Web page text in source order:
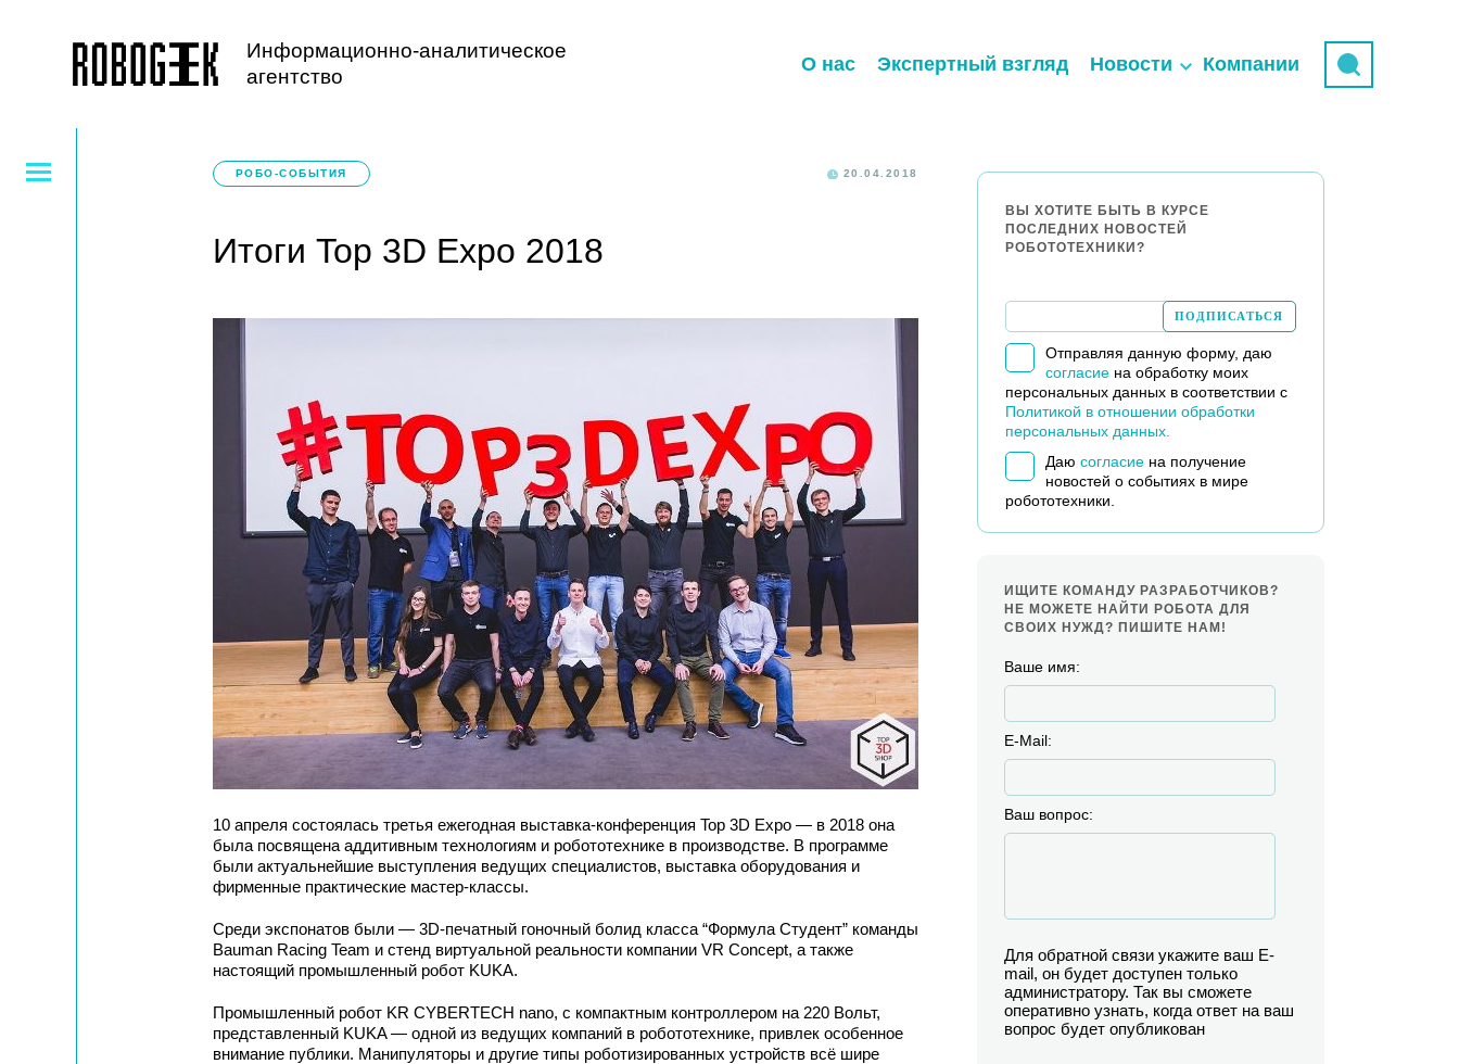
Информационно-аналитическое
агентство
О нас Экспертный взгляд Новости Компании
РОБО-СОБЫТИЯ 20.04.2018
Итоги Top 3D Expo 2018
10 апреля состоялась третья ежегодная выставка-конференция Top 3D Expo — в 2018 она
была посвящена аддитивным технологиям и робототехнике в производстве. В программе
были актуальнейшие выступления ведущих специалистов, выставка оборудования и
фирменные практические мастер-классы.
Среди экспонатов были — 3D-печатный гоночный болид класса “Формула Студент” команды
Bauman Racing Team и стенд виртуальной реальности компании VR Concept, а также
настоящий промышленный робот KUKA.
Промышленный робот KR CYBERTECH nano, с компактным контроллером на 220 Вольт,
представленный KUKA — одной из ведущих компаний в робототехнике, привлек особенное
внимание публики. Манипуляторы и другие типы роботизированных устройств всё шире
ВЫ ХОТИТЕ БЫТЬ В КУРСЕ
ПОСЛЕДНИХ НОВОСТЕЙ
РОБОТОТЕХНИКИ?
Отправляя данную форму, даю
согласиена обработку моих
персональных данных в соответствии с
Политикой в отношении обработки
персональных данных.
Даю согласиена получение
новостей о событиях в мире
робототехники.
ИЩИТЕ КОМАНДУ РАЗРАБОТЧИКОВ?
НЕ МОЖЕТЕ НАЙТИ РОБОТА ДЛЯ
СВОИХ НУЖД? ПИШИТЕ НАМ!
Ваше имя:
E-Mail:
Ваш вопрос:
Для обратной связи укажите ваш E-
mail, он будет доступен только
администратору. Так вы сможете
оперативно узнать, когда ответ на ваш
вопрос будет опубликован